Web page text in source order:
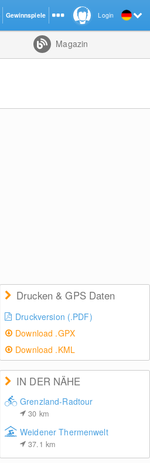
Magazin
Drucken & GPS Daten
Druckversion (.PDF)
Download .GPX
Download .KML
IN DER NÄHE
Grenzland-Radtour
30 km
Weidener Thermenwelt
37.1 km
Login
Gewinnspiele